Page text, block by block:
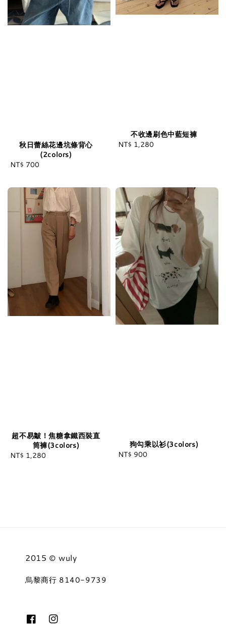
秋日蕾絲花邊坑條背心
(2colors)
Regular
NT$ 700
不收邊刷色中藍短褲
Regular
NT$ 1,280
超不易皺！焦糖拿鐵西裝直
筒褲(3colors)
Regular
NT$ 1,280
狗勾乘以衫(3colors)
Regular
NT$ 900
2015 © wuly
烏黎商行 8140-9739